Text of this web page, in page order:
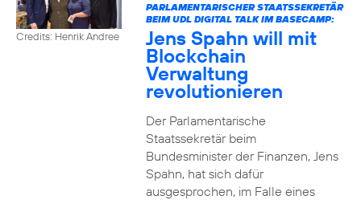
Credits: Henrik Andree
PARLAMENTARISCHER STAATSSEKRETÄR
BEIM UDL DIGITAL TALK IM BASECAMP:
Jens Spahn will mit
Blockchain
Verwaltung
revolutionieren
Der Parlamentarische
Staatssekretär beim
Bundesminister der Finanzen, Jens
Spahn, hat sich dafür
ausgesprochen, im Falle eines